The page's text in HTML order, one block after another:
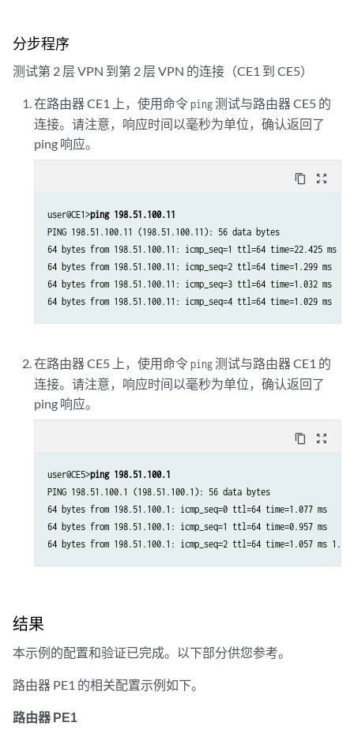
308176(S=0)        *[LDP/9] 3d 04:38:44, metric 1
                    > to 10.10.6.2 via xe-0/1/0.0, Pop
                    > to 10.10.20.1 via xe-0/0/0.0, Swap 601649
                      to 10.10.6.2 via xe-0/1/0.0, Swap 299856
308208             *[LDP/9] 3d 04:38:44, metric 1
                    > to 10.10.5.1 via xe-0/2/0.0, Pop
                    > to 10.10.5.1 via xe-0/2/0.0, Pop
                    > to 10.10.20.1 via xe-0/0/0.0, Pop
308224(S=0)        *[LDP/9] 3d 04:38:42, metric 1
800000             *[L2IW/6] 01:39:13, metric2 1
                    > to 10.10.6.2 via xe-0/1/0.0, Swap 800000
                    [L2VPN/7] 01:39:13
                    > via iw0.0, Pop       Offset: 4
> to 10.10.1.1 via xe-0/3/0.0, Swap
                    [L2VPN/7] 01:39:13
                    > via iw0.1, Pop       Offset: 4
iw0.0              *[L2VPN/7] 01:39:13, metric2 1
> to 10.10.1.1 via xe-0/3/0.0, Push 800000
分步程序
测试第 2 层 VPN 到第 2 层 VPN 的连接（CE1 到 CE5）
在路由器 CE1 上，使用命令ping测试与路由器 CE5 的
连接。请注意，响应时间以毫秒为单位，确认返回了
ping 响应。
content_copy zoom_out_map
user@CE1>ping 198.51.100.11
PING 198.51.100.11 (198.51.100.11): 56 data bytes
64 bytes from 198.51.100.11: icmp_seq=1 ttl=64 time=22.425 ms
64 bytes from 198.51.100.11: icmp_seq=2 ttl=64 time=1.299 ms
64 bytes from 198.51.100.11: icmp_seq=3 ttl=64 time=1.032 ms
在路由器 CE5 上，使用命令ping测试与路由器 CE1 的
连接。请注意，响应时间以毫秒为单位，确认返回了
ping 响应。
content_copy zoom_out_map
user@CE5>ping 198.51.100.1
PING 198.51.100.1 (198.51.100.1): 56 data bytes
64 bytes from 198.51.100.1: icmp_seq=0 ttl=64 time=1.077 ms
64 bytes from 198.51.100.1: icmp_seq=1 ttl=64 time=0.957 ms
结果
本示例的配置和验证已完成。以下部分供您参考。
路由器 PE1 的相关配置示例如下。
路由器 PE1